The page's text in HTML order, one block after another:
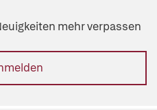
mehr verpassen